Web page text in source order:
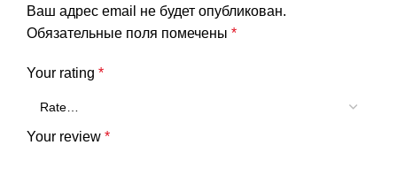
Ваш адрес email не будет опубликован.
Обязательные поля помечены *
Your rating *
Your review *